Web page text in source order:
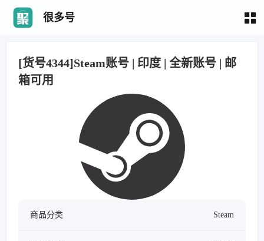
很多号
[货号4344]Steam账号 | 印度 | 全新账号 | 邮
箱可用
商品分类 Steam